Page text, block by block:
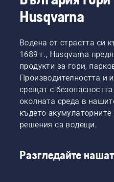
Husqvarna
Водена от страстта си
1689 г., Husqvarna
продукти за гори,
Производителността и
срещат с
околната среда в
където
решения са водещи.
Разгледайте